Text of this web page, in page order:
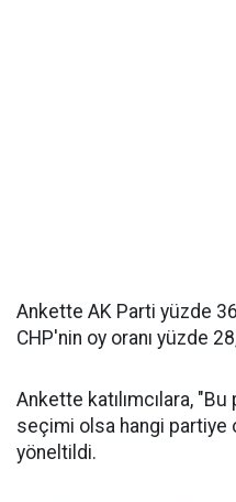
Ankette AK Parti yüzde
CHP'nin oy oranı yüzde
Ankette katılımcılara,
seçimi olsa hangi partiye
yöneltildi.